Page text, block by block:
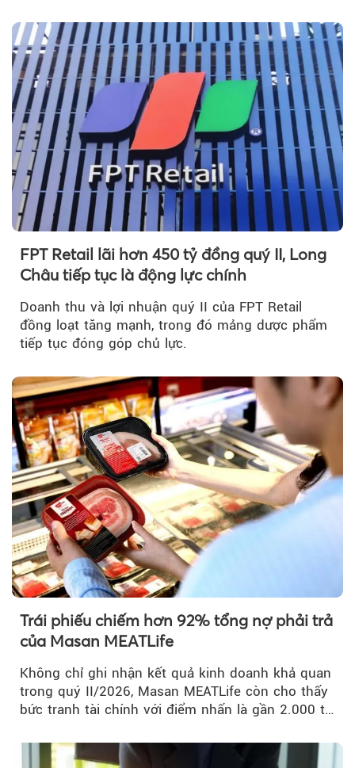
FPT Retail lãi hơn 450 tỷ đồng quý II, Long
Châu tiếp tục là động lực chính
Doanh thu và lợi nhuận quý II của FPT Retail
đồng loạt tăng mạnh, trong đó mảng dược phẩm
tiếp tục đóng góp chủ lực.
Trái phiếu chiếm hơn 92% tổng nợ phải trả
của Masan MEATLife
Không chỉ ghi nhận kết quả kinh doanh khả quan
trong quý II/2026, Masan MEATLife còn cho thấy
bức tranh tài chính với điểm nhấn là gần 2.000 tỷ